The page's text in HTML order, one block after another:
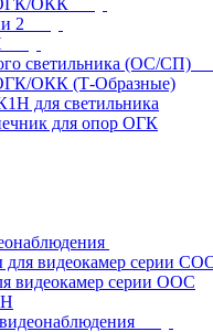
ОКК
2
светильника (ОС/СП)
ОКК (Т-Образные)
для светильника
для опор ОГК
видеокамер серии
видеокамер серии ООС